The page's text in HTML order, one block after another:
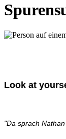
Look at
"Da sprach